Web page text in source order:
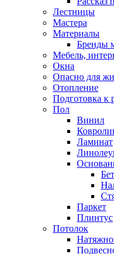
Лестницы
Мастера
Материалы
Бренды
Мебель,
Окна
Опасно для
Отопление
Подготовка к
Пол
Винил
Ламинат
Паркет
Плинтус
Потолок